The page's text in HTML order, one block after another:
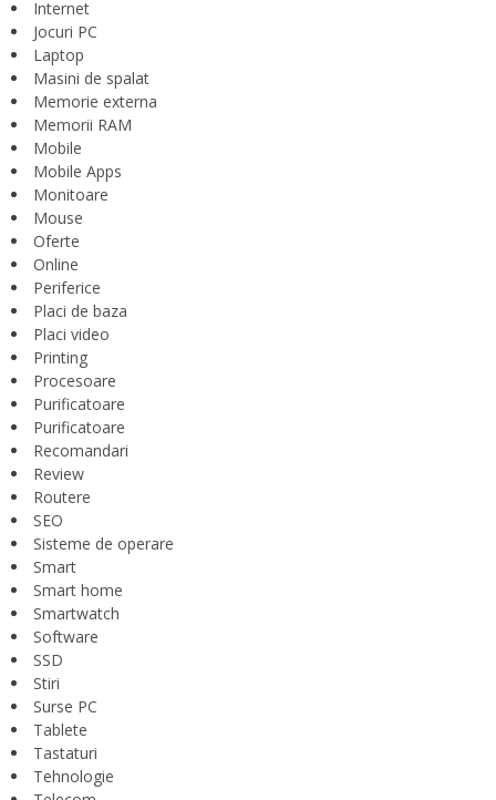
Internet
Jocuri PC
Laptop
Masini de spalat
Memorie externa
Memorii RAM
Mobile
Mobile Apps
Monitoare
Mouse
Oferte
Online
Periferice
Placi de baza
Placi video
Printing
Procesoare
Purificatoare
Purificatoare
Recomandari
Review
Routere
SEO
Sisteme de operare
Smart
Smart home
Smartwatch
Software
SSD
Stiri
Surse PC
Tablete
Tastaturi
Tehnologie